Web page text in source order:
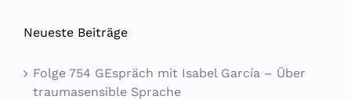
Neueste Beiträge
Folge 754 GEspräch mit Isabel García – Über
traumasensible Sprache